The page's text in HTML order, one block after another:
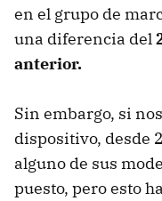
en el grupo de
una diferencia del
anterior.
Sin embargo, si
dispositivo, desde
alguno de sus
puesto, pero esto